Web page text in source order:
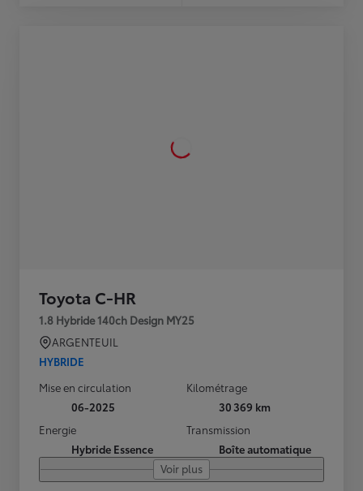
Toyota C-HR
1.8 Hybride 140ch Design MY25
ARGENTEUIL
HYBRIDE
Mise en circulation
06-2025
Kilométrage
30 369 km
Energie
Hybride Essence
Transmission
Boîte automatique
Voir plus